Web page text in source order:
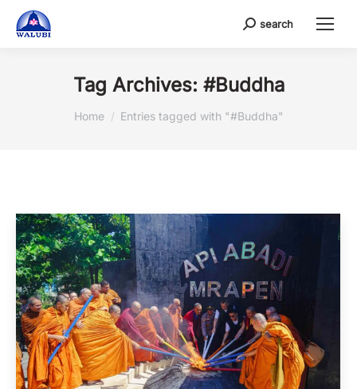
Search:
search
Tag Archives: #Buddha
You are here:
Home Entries tagged with "#Buddha"